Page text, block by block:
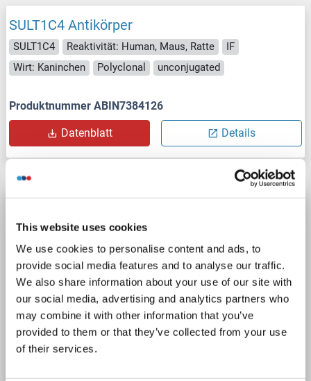
This website uses cookies
We use cookies to personalise content and ads, to
provide social media features and to analyse our traffic.
We also share information about your use of our site with
our social media, advertising and analytics partners who
may combine it with other information that you’ve
provided to them or that they’ve collected from your use
of their services.
SULT1C4 Antikörper
SULT1C4 Reaktivität: Human, Maus, Ratte
IF
Wirt: Kaninchen
Polyclonal unconjugated
Produktnummer ABIN7384126
Datenblatt Details
SULT1C4 Reaktivität: Human
Polyclonal
unconjugated
1 image